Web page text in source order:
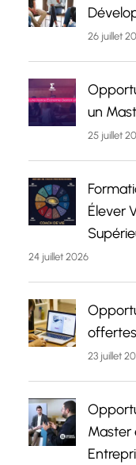
26 juillet
un
25 juillet
Élever
24 juillet 2026
23 juillet
Master